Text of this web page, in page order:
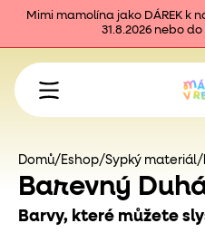
Mimi mamolína jako DÁREK k
31.8.2026 nebo
Domů/ Eshop/Sypký materiál/
Barevný
Barvy, které můžete